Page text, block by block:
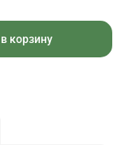
корзину